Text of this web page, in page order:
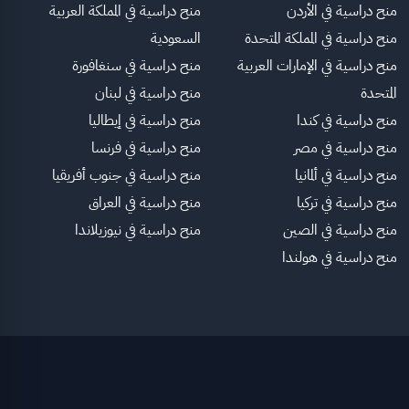
منح دراسية في الأردن
منح دراسية في المملكة المتحدة
منح دراسية في الإمارات العربية
المتحدة
منح دراسية في كندا
منح دراسية في مصر
منح دراسية في ألمانيا
منح دراسية في تركيا
منح دراسية في الصين
منح دراسية في هولندا
منح دراسية في المملكة العربية
السعودية
منح دراسية في سنغافورة
منح دراسية في لبنان
منح دراسية في إيطاليا
منح دراسية في فرنسا
منح دراسية في جنوب أفريقيا
منح دراسية في العراق
منح دراسية في نيوزيلاندا